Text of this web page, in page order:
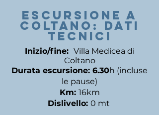
ESCURSIONE A
COLTANO: DATI
TECNICI
Inizio/fine: Villa Medicea di
Coltano
Durata escursione: 6.30h (incluse
le pause)
Km: 16km
Dislivello: 0 mt